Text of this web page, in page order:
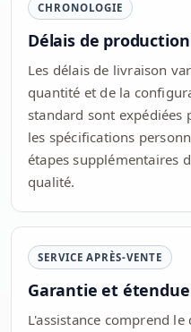
CHRONOLOGIE
Délais de
Les délais de livraison
quantité et de la
standard sont expédiées
les spécifications
étapes supplémentaires
qualité.
SERVICE APRÈS-VENTE
Garantie et
L'assistance comprend